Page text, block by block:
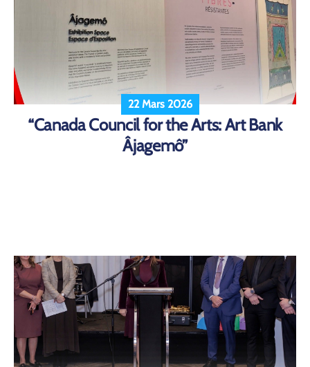
22 Mars 2026
“Canada Council for the Arts: Art Bank
Âjagemô”